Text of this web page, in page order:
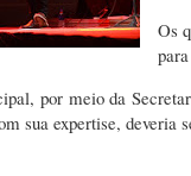
Os
por meio da
sua expertise, deveria